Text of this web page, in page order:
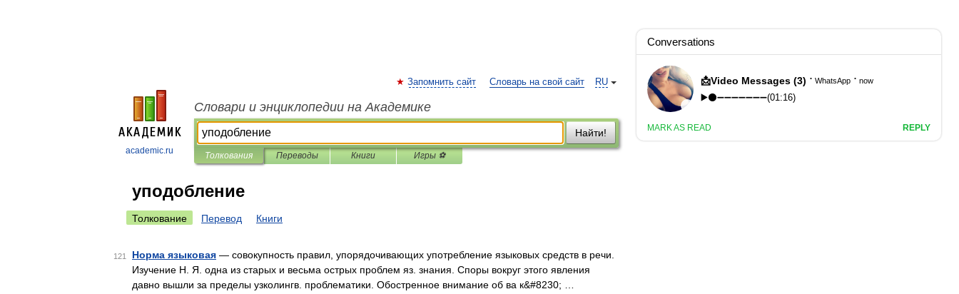
academic.ru
RU
Запомнить сайт Словарь на свой сайт
Словари и энциклопедии на Академике
Найти!
Толкования Переводы Книги Игры ⚽
уподобление
Толкование Перевод Книги
121 Норма языковая — совокупность правил, упорядочивающих употребление языковых средств в речи.
Изучение Н. Я. одна из старых и весьма острых проблем яз. знания. Споры вокруг этого явления
давно вышли за пределы узколингв. проблематики. Обостренное внимание об ва к&#8230; …